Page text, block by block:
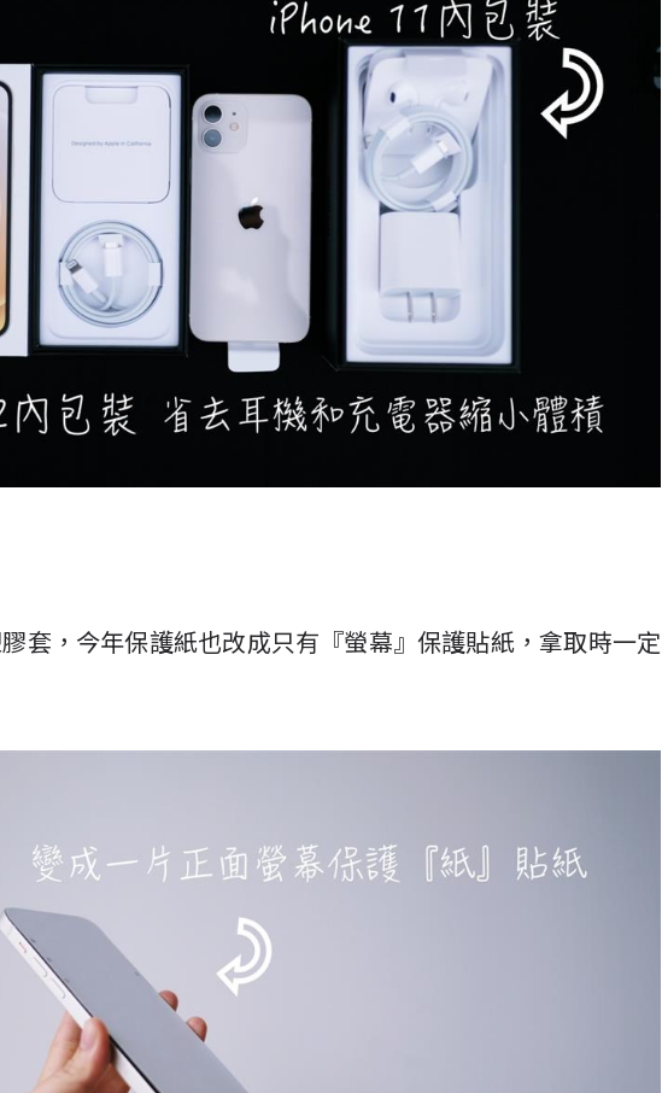
套，今年保護紙也改成只有『螢幕』保護貼紙，拿取時一定